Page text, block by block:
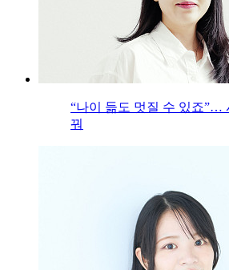
“나이 듦도 멋질 수 있죠”…
꿔